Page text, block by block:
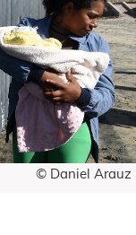
© Daniel Arauz